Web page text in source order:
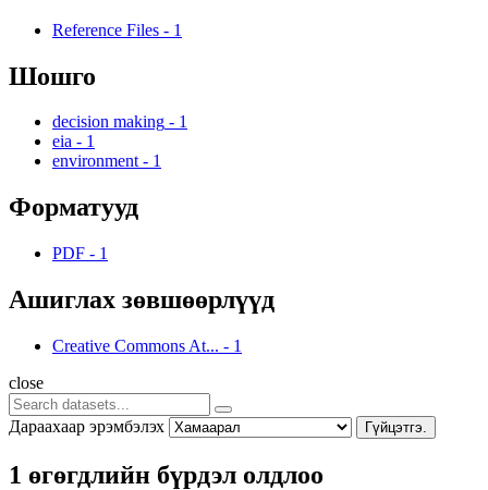
Reference Files - 1
Шошго
decision making - 1
eia - 1
environment - 1
Форматууд
PDF - 1
Ашиглах зөвшөөрлүүд
Creative Commons At... - 1
close
Дараахаар эрэмбэлэх Гүйцэтгэ.
1 өгөгдлийн бүрдэл олдлоо